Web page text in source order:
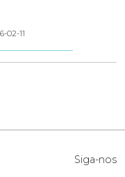
02-11
Siga-nos